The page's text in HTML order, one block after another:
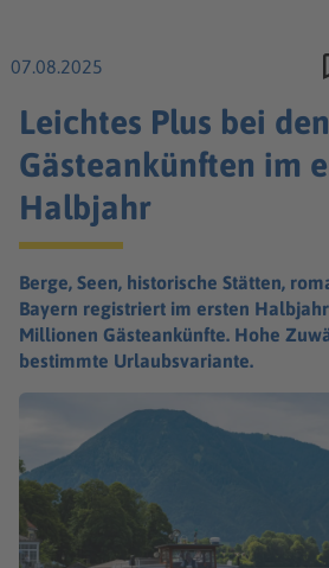
07.08.2025
Leichtes Plus bei den
Gästeankünften im
Halbjahr
Berge, Seen, historische Stätten,
Bayern registriert im ersten
Millionen Gästeankünfte. Hohe
bestimmte Urlaubsvariante.